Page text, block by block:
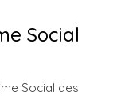
Social
Social des